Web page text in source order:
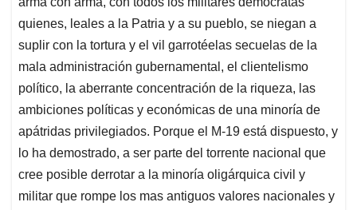
quienes, leales a la Patria y a su pueblo, se niegan a
suplir con la tortura y el vil garrotéelas secuelas de la
mala administración gubernamental, el clientelismo
político, la aberrante concentración de la riqueza, las
ambiciones políticas y económicas de una minoría de
apátridas privilegiados. Porque el M-19 está dispuesto, y
lo ha demostrado, a ser parte del torrente nacional que
cree posible derrotar a la minoría oligárquica civil y
militar que rompe los mas antiguos valores nacionales y